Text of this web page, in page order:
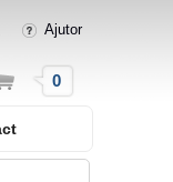
Ajutor
0